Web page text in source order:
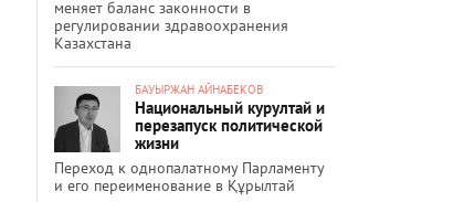
меняет баланс законности в
регулировании здравоохранения
Казахстана
БАУЫРЖАН АЙНАБЕКОВ
Национальный курултай и
перезапуск политической
жизни
Переход к однопалатному Парламенту
и его переименование в Құрылтай